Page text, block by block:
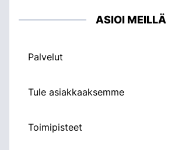
ASIOI MEILLÄ
Palvelut
Tule asiakkaaksemme
Toimipisteet